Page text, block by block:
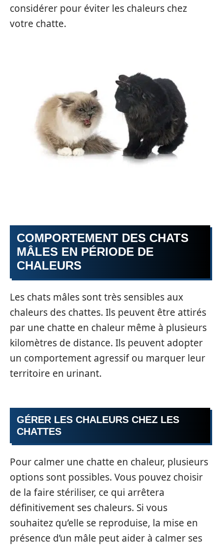
considérer pour éviter les chaleurs chez
votre chatte.
COMPORTEMENT DES CHATS
MÂLES EN PÉRIODE DE
CHALEURS
Les chats mâles sont très sensibles aux
chaleurs des chattes. Ils peuvent être attirés
par une chatte en chaleur même à plusieurs
kilomètres de distance. Ils peuvent adopter
un comportement agressif ou marquer leur
territoire en urinant.
GÉRER LES CHALEURS CHEZ LES
CHATTES
Pour calmer une chatte en chaleur, plusieurs
options sont possibles. Vous pouvez choisir
de la faire stériliser, ce qui arrêtera
définitivement ses chaleurs. Si vous
souhaitez qu’elle se reproduise, la mise en
présence d’un mâle peut aider à calmer ses